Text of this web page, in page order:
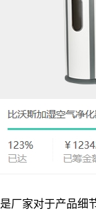
厂家对于产品